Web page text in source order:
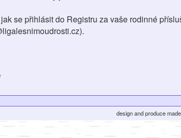
se přihlásit do Registru za vaše rodinné
design and produce